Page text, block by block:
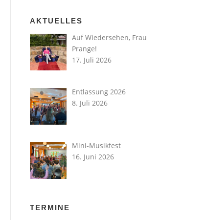
AKTUELLES
Auf Wiedersehen, Frau
Prange!
17. Juli 2026
Entlassung 2026
8. Juli 2026
Mini-Musikfest
16. Juni 2026
TERMINE